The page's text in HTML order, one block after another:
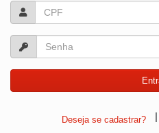
Deseja se cadastrar? |